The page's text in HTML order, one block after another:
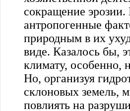
сокращение
антропогенные
природным в их
виде. Казалось бы,
климату, особенно,
Но, организуя
склоновых земель,
повлиять на